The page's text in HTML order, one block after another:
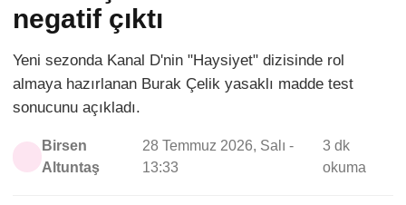
negatif çıktı
Yeni sezonda Kanal D'nin "Haysiyet" dizisinde rol
almaya hazırlanan Burak Çelik yasaklı madde test
sonucunu açıkladı.
Birsen
Altuntaş
28 Temmuz 2026, Salı -
13:33
3 dk
okuma